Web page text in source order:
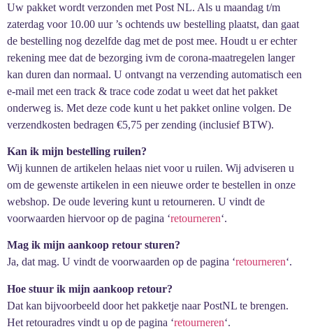
Uw pakket wordt verzonden met Post NL. Als u maandag t/m
zaterdag voor 10.00 uur ’s ochtends uw bestelling plaatst, dan gaat
de bestelling nog dezelfde dag met de post mee. Houdt u er echter
rekening mee dat de bezorging ivm de corona-maatregelen langer
kan duren dan normaal. U ontvangt na verzending automatisch een
e-mail met een track & trace code zodat u weet dat het pakket
onderweg is. Met deze code kunt u het pakket online volgen. De
verzendkosten bedragen €5,75 per zending (inclusief BTW).
Kan ik mijn bestelling ruilen?
Wij kunnen de artikelen helaas niet voor u ruilen. Wij adviseren u
om de gewenste artikelen in een nieuwe order te bestellen in onze
webshop. De oude levering kunt u retourneren. U vindt de
voorwaarden hiervoor op de pagina ‘retourneren‘.
Mag ik mijn aankoop retour sturen?
Ja, dat mag. U vindt de voorwaarden op de pagina ‘retourneren‘.
Hoe stuur ik mijn aankoop retour?
Dat kan bijvoorbeeld door het pakketje naar PostNL te brengen.
Het retouradres vindt u op de pagina ‘retourneren‘.